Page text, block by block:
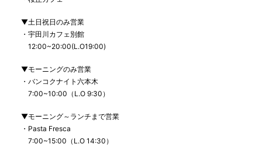
▼土日祝日のみ営業
・宇田川カフェ別館
12:00~20:00(L.O19:00)
▼モーニングのみ営業
・バンコクナイト六本木
7:00~10:00 （ L.O 9:30 ）
▼モーニング～ランチまで営業
・ Pasta Fresca
7:00~15:00 （ L.O 14:30 ）